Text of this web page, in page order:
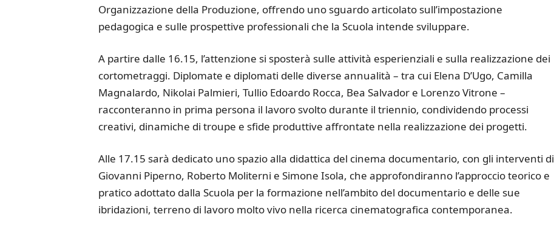
Organizzazione della Produzione, offrendo uno sguardo articolato sull’impostazione
pedagogica e sulle prospettive professionali che la Scuola intende sviluppare.
A partire dalle 16.15, l’attenzione si sposterà sulle attività esperienziali e sulla realizzazione dei
cortometraggi. Diplomate e diplomati delle diverse annualità – tra cui Elena D’Ugo, Camilla
Magnalardo, Nikolai Palmieri, Tullio Edoardo Rocca, Bea Salvador e Lorenzo Vitrone –
racconteranno in prima persona il lavoro svolto durante il triennio, condividendo processi
creativi, dinamiche di troupe e sfide produttive affrontate nella realizzazione dei progetti.
Alle 17.15 sarà dedicato uno spazio alla didattica del cinema documentario, con gli interventi di
Giovanni Piperno, Roberto Moliterni e Simone Isola, che approfondiranno l’approccio teorico e
pratico adottato dalla Scuola per la formazione nell’ambito del documentario e delle sue
ibridazioni, terreno di lavoro molto vivo nella ricerca cinematografica contemporanea.